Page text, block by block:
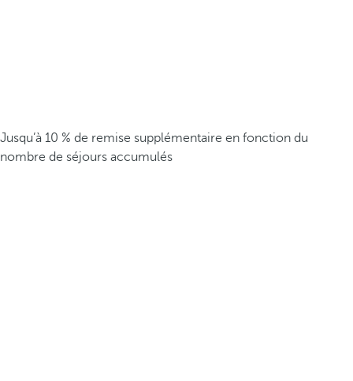
Jusqu’à 10 % de remise supplémentaire en fonction du
nombre de séjours accumulés